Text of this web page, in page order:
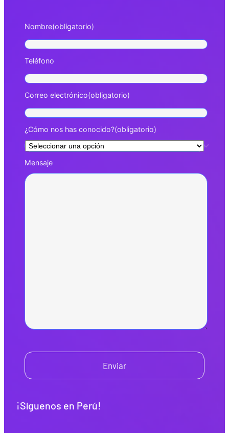
Nombre(obligatorio)
Teléfono
Correo electrónico(obligatorio)
¿Cómo nos has conocido?(obligatorio)
Mensaje
Enviar
¡Síguenos en Perú!